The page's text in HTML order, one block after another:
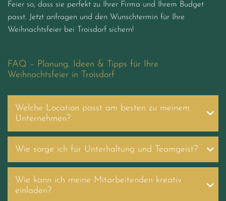
Feier so, dass sie perfekt zu Ihrer Firma und Ihrem Budget
passt. Jetzt anfragen und den Wunschtermin für Ihre
Weihnachtsfeier bei Troisdorf sichern!
FAQ – Planung, Ideen & Tipps für Ihre
Weihnachtsfeier in Troisdorf
Welche Location passt am besten zu meinem
Unternehmen?
Wie sorge ich für Unterhaltung und Teamgeist?
Wie kann ich meine Mitarbeitenden kreativ
einladen?